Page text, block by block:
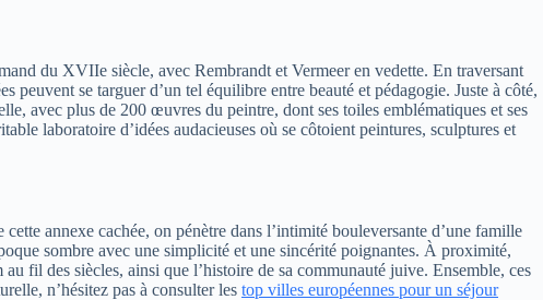
du XVIIe siècle, avec Rembrandt et Vermeer en vedette. En traversant
peuvent se targuer d’un tel équilibre entre beauté et pédagogie. Juste à côté,
avec plus de 200 œuvres du peintre, dont ses toiles emblématiques et ses
laboratoire d’idées audacieuses où se côtoient peintures, sculptures et
annexe cachée, on pénètre dans l’intimité bouleversante d’une famille
sombre avec une simplicité et une sincérité poignantes. À proximité,
fil des siècles, ainsi que l’histoire de sa communauté juive. Ensemble, ces
n’hésitez pas à consulter les top villes européennes pour un séjour